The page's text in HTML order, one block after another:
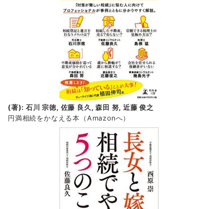
(著): 石川 宗徳, 佐藤 良久, 森田 努, 近藤 俊之
円満相続をかなえる本（Amazonへ）